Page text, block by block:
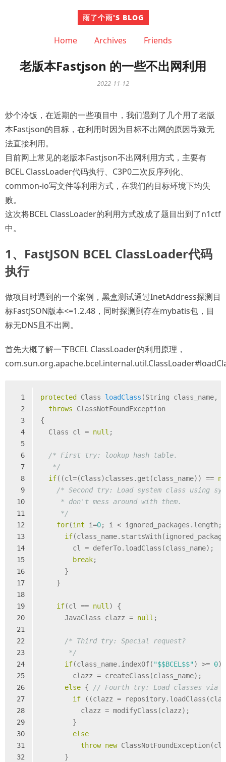
雨了个雨'S BLOG
Home Archives Friends
老版本Fastjson 的一些不出网利用
2022-11-12
炒个冷饭，在近期的一些项目中，我们遇到了几个用了老版
本Fastjson的目标，在利用时因为目标不出网的原因导致无
法直接利用。
目前网上常见的老版本Fastjson不出网利用方式，主要有
BCEL ClassLoader代码执行、C3P0二次反序列化、
common-io写文件等利用方式，在我们的目标环境下均失
败。
这次将BCEL ClassLoader的利用方式改成了题目出到了n1ctf
中。
1、FastJSON BCEL ClassLoader代码
执行
做项目时遇到的一个案例，黑盒测试通过InetAddress探测目
标FastJSON版本<=1.2.48，同时探测到存在mybatis包，目
标无DNS且不出网。
首先大概了解一下BCEL ClassLoader的利用原理，
1
2
3
4
5
6
7
8
9
10
11
12
13
14
15
16
17
18
19
20
21
22
23
24
25
26
27
28
29
30
31
32
protected Class loadClass (String class_name,
throws ClassNotFoundException
{
  Class cl =
null ;
/* First try: lookup hash table.
   */
if((cl=(Class)classes.get(class_name)) ==
/* Second try: Load system class using
     * don't mess around with them.
     */
for(int i=0; i <
if
        cl = deferTo.loadClass(class_name);
break;
      }
    }
if(cl == null) {
      JavaClass clazz =
null ;
/* Third try: Special request?
       */
if(class_name.indexOf( "$$BCEL$$" ) >= 0)
        clazz = createClass(class_name);
else { // Fourth try: Load classes via
if ((clazz =
          clazz = modifyClass(clazz);
        }
else
throw new
      }